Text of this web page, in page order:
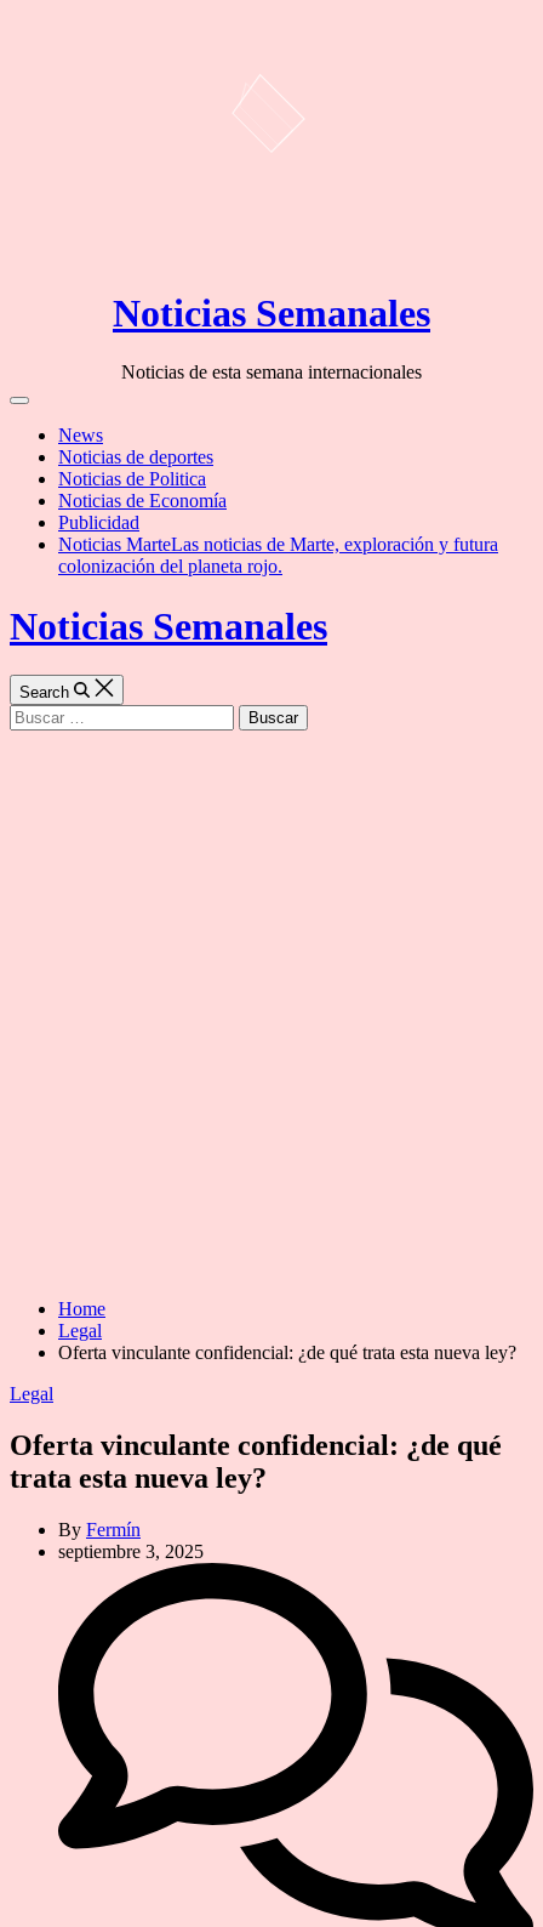
Noticias Semanales
Noticias de esta semana internacionales
Off
CanvasNews
Noticias de deportes
Noticias de Politica
Noticias de Economía
Publicidad
Noticias MarteLas noticias de Marte, exploración y futura
colonización del planeta rojo.
Noticias Semanales
Search
Buscar:
Home
Legal
Oferta vinculante confidencial: ¿de qué trata esta nueva ley?
Categories
Legal
Oferta vinculante confidencial: ¿de qué
trata esta nueva ley?
By Fermín
septiembre 3, 2025